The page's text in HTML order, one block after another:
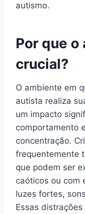
autismo.
Por que o
crucial?
O ambiente em
autista realiza
um impacto
comportamento
concentração.
frequentemente
que podem ser
caóticos ou com
luzes fortes,
Essas